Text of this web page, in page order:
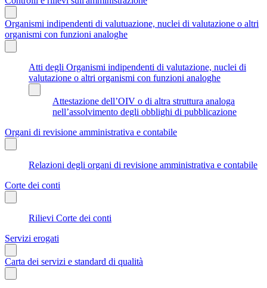
Organismi indipendenti di valutuazione, nuclei di valutazione o altri
organismi con funzioni analoghe
Atti degli Organismi indipendenti di valutazione, nuclei di
valutazione o altri organismi con funzioni analoghe
Attestazione dell’OIV o di altra struttura analoga
nell’assolvimento degli obblighi di pubblicazione
Organi di revisione amministrativa e contabile
Relazioni degli organi di revisione amministrativa e contabile
Corte dei conti
Rilievi Corte dei conti
Servizi erogati
Carta dei servizi e standard di qualità